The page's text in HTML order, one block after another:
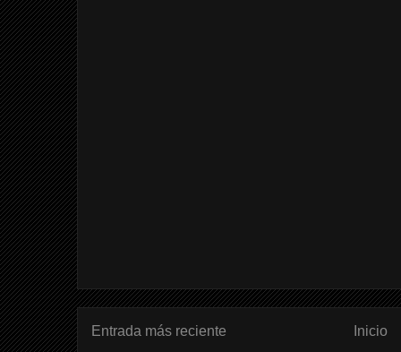
Entrada más reciente Inicio